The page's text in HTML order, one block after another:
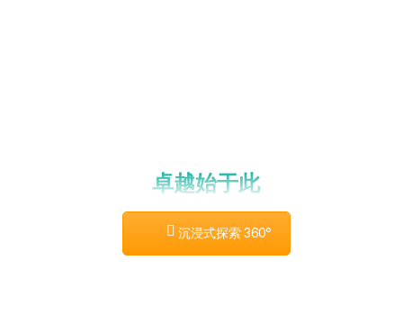
卓越始于此
沉浸式探索 360°